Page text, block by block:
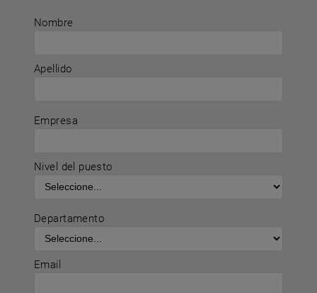
Nombre
Apellido
Empresa
Nivel del puesto
Departamento
Email